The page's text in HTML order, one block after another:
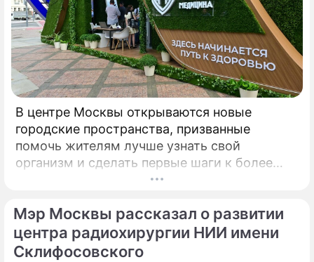
В центре Москвы открываются новые
городские пространства, призванные
помочь жителям лучше узнать свой
организм и сделать первые шаги к более
осознанному отношению к здоровью. Речь
начинают работу на столичных бульварах в
рамках масштабного городского проекта
«Лето в Москве».
Мэр Москвы рассказал о развитии
центра радиохирургии НИИ имени
Склифосовского